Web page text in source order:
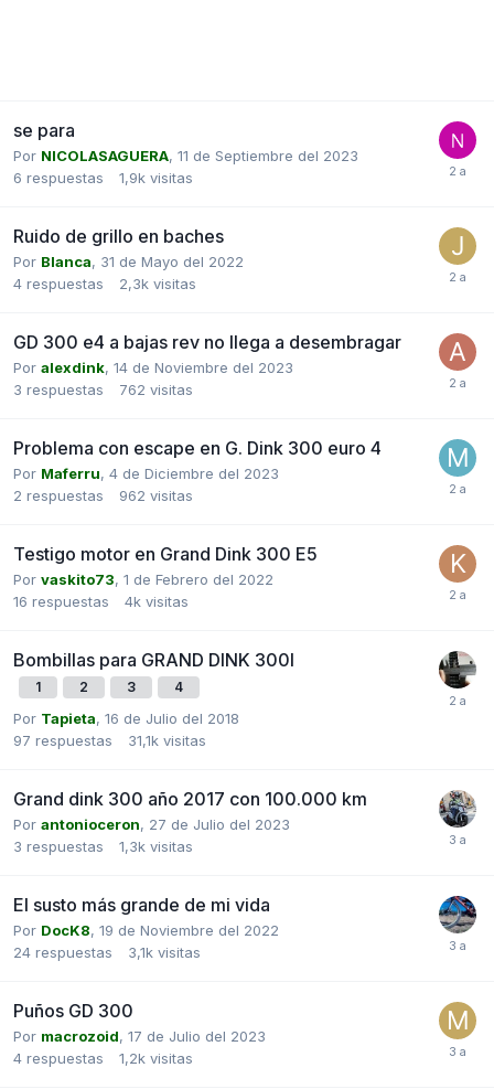
se para
Por NICOLASAGUERA, 11 de Septiembre del 2023
6 respuestas 1,9k visitas
Ruido de grillo en baches
Por Blanca, 31 de Mayo del 2022
4 respuestas 2,3k visitas
GD 300 e4 a bajas rev no llega a desembragar
Por alexdink, 14 de Noviembre del 2023
3 respuestas 762 visitas
Problema con escape en G. Dink 300 euro 4
Por Maferru, 4 de Diciembre del 2023
2 respuestas 962 visitas
Testigo motor en Grand Dink 300 E5
Por vaskito73, 1 de Febrero del 2022
16 respuestas 4k visitas
Bombillas para GRAND DINK 300I
1 2 3 4
Por Tapieta, 16 de Julio del 2018
97 respuestas 31,1k visitas
Grand dink 300 año 2017 con 100.000 km
Por antonioceron, 27 de Julio del 2023
3 respuestas 1,3k visitas
El susto más grande de mi vida
Por DocK8, 19 de Noviembre del 2022
24 respuestas 3,1k visitas
Puños GD 300
Por macrozoid, 17 de Julio del 2023
4 respuestas 1,2k visitas